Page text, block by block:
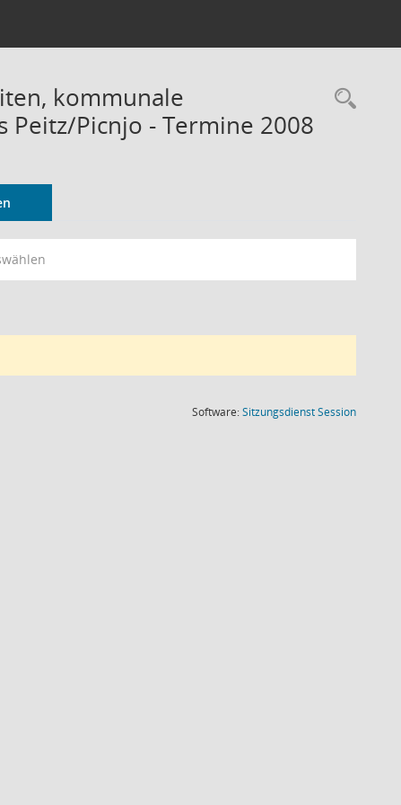
kommunale
Peitz/Picnjo - Termine 2008
Software:SitzungsdienstSession(Wird in